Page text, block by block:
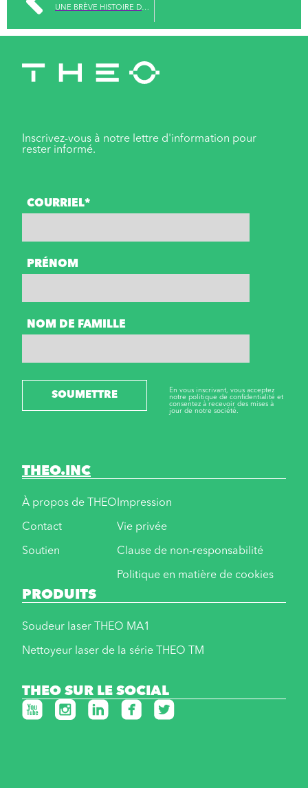
UNE BRÈVE HISTOIRE DU SOUDAGE
Inscrivez-vous à notre lettre d'information pour
rester informé.
COURRIEL*
PRÉNOM
NOM DE FAMILLE
SOUMETTRE
En vous inscrivant, vous acceptez
notre politique de confidentialité et
consentez à recevoir des mises à
jour de notre société.
THEO.INC
À propos de THEO
Contact
Soutien
Impression
Vie privée
Clause de non-responsabilité
Politique en matière de cookies
PRODUITS
Soudeur laser THEO MA1
Nettoyeur laser de la série THEO TM
THEO SUR LE SOCIAL